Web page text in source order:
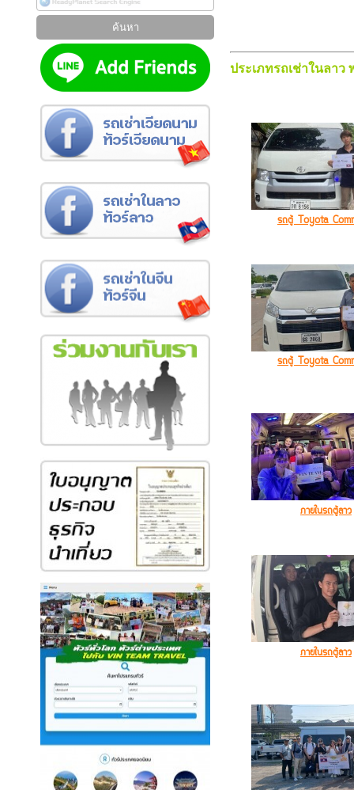
ประเภทรถเช่าในลาว
รถตู้ Toyota
รถตู้ Toyota
ภายในรถตู้ลาว
ภายในรถตู้ลาว